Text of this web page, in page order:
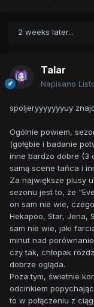
2 weeks later...
Talar
Napisano
spoljeryyyyyyyuy
Ogólnie powiem,
(gołębie i badanie
inne bardzo dobre (3
samą scene tańca i
Za największe plusy
sezonu jest to, że
on sam nie wie,
Hekapoo, Star, Jena,
sam nie wie, jaki
minut nad
czy tak, chłopak
dobrze ogląda.
Poza tym, świetnie
odcinkiem
to w połączeniu z